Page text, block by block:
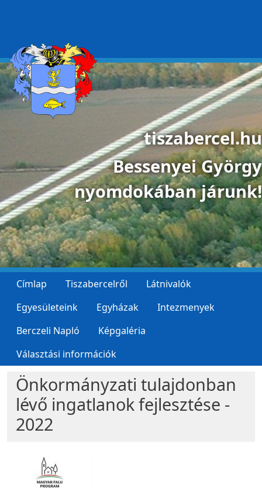
tiszabercel.hu
Bessenyei György
nyomdokában járunk!
Címlap Tiszabercelről
Látnivalók
Egyesületeink
Egyházak
Intezmenyek
Berczeli Napló
Képgaléria
Választási információk
Önkormányzati tulajdonban
lévő ingatlanok fejlesztése -
2022